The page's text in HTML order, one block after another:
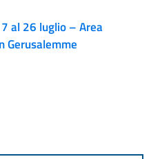
al 26 luglio – Area
Gerusalemme